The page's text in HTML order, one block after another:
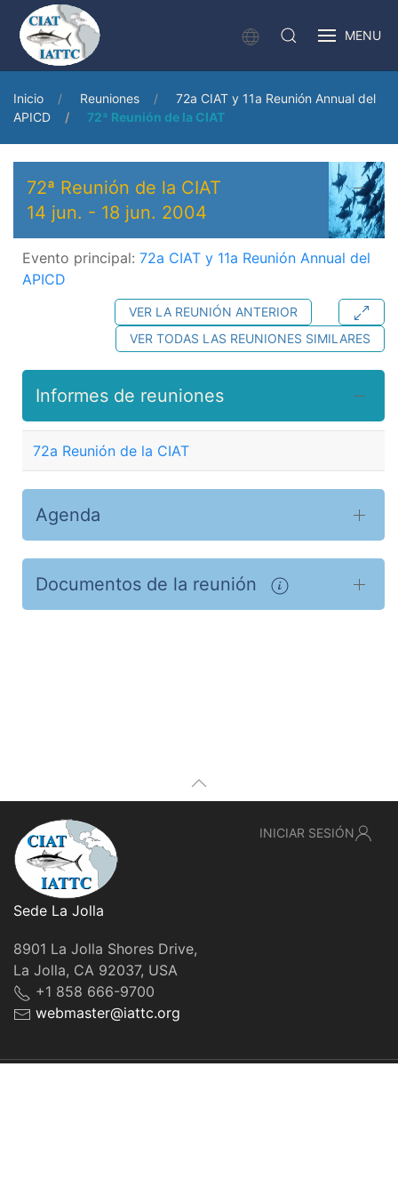
MENU
Inicio Reuniones
72a CIAT y 11a Reunión Annual del
APICD
72ª Reunión de la CIAT
72ª Reunión de la CIAT
14 jun. - 18 jun. 2004
Evento principal: 72a CIAT y 11a Reunión Annual del
APICD
VER LA REUNIÓN ANTERIOR
VER TODAS LAS REUNIONES SIMILARES
Informes de reuniones
72a Reunión de la CIAT
Agenda
Documentos de la reunión
Sede La Jolla
8901 La Jolla Shores Drive,
La Jolla, CA 92037, USA
+1 858 666-9700
webmaster@iattc.org
INICIAR SESIÓN